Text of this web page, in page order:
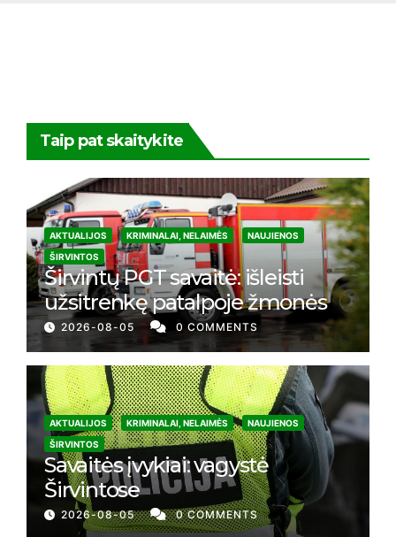
Taip pat skaitykite
AKTUALIJOS KRIMINALAI, NELAIMĖS
NAUJIENOS
ŠIRVINTOS
Širvintų PGT savaitė: išleisti
užsitrenkę patalpoje žmonės
2026-08-05 0 COMMENTS
AKTUALIJOS KRIMINALAI, NELAIMĖS
NAUJIENOS
ŠIRVINTOS
Savaitės įvykiai: vagystė
Širvintose
2026-08-05 0 COMMENTS